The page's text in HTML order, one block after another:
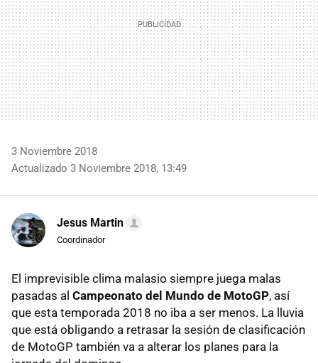
3 Noviembre 2018
Actualizado 3 Noviembre 2018, 13:49
Jesus Martin
Coordinador
El imprevisible clima malasio siempre juega malas
pasadas al Campeonato del Mundo de MotoGP, así
que esta temporada 2018 no iba a ser menos. La lluvia
que está obligando a retrasar la sesión de clasificación
de MotoGP también va a alterar los planes para la